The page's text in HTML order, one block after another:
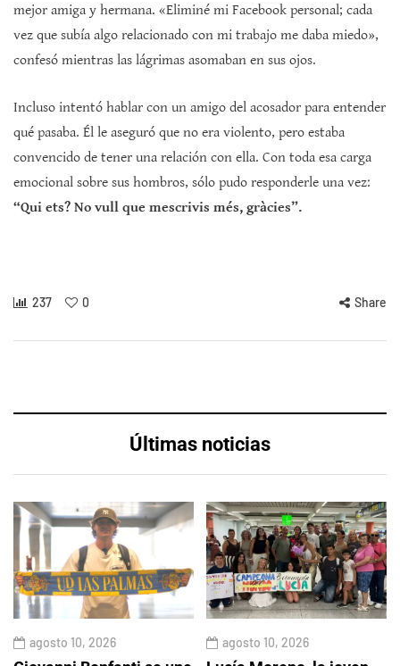
mejor amiga y hermana. «Eliminé mi Facebook personal; cada
vez que subía algo relacionado con mi trabajo me daba miedo»,
confesó mientras las lágrimas asomaban en sus ojos.
Incluso intentó hablar con un amigo del acosador para entender
qué pasaba. Él le aseguró que no era violento, pero estaba
convencido de tener una relación con ella. Con toda esa carga
emocional sobre sus hombros, sólo pudo responderle una vez:
“Qui ets? No vull que mescrivis més, gràcies”.
237 0 Share
Últimas noticias
agosto 10, 2026 agosto 10, 2026